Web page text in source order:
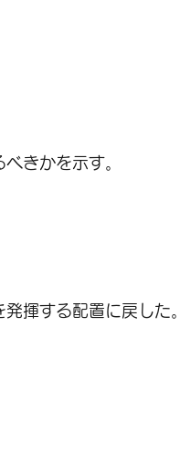
きかを示す。
揮する配置に戻した。